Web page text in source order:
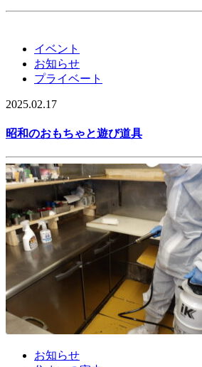
イベント
お知らせ
プライベート
2025.02.17
昭和のおもちゃと遊び道具
お知らせ